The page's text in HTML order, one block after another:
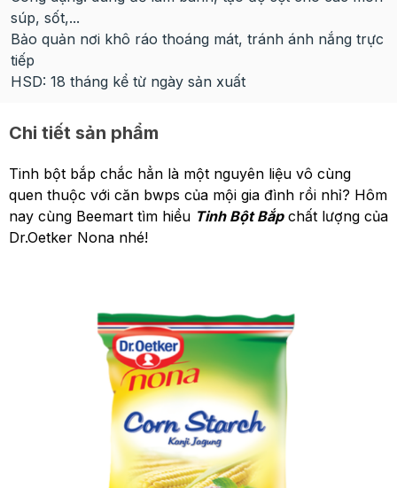
súp, sốt,...
Bảo quản nơi khô ráo thoáng mát, tránh ánh nắng trực
tiếp
HSD: 18 tháng kể từ ngày sản xuất
Chi tiết sản phẩm
Tinh bột bắp chắc hẳn là một nguyên liệu vô cùng
quen thuộc với căn bwps của mội gia đình rồi nhỉ? Hôm
nay cùng Beemart tìm hiều Tinh Bột Bắpchất lượng của
Dr.Oetker Nona nhé!